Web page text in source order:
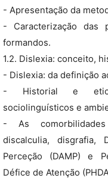
- Apresentação da
- Caracterização das
formandos.
1.2. Dislexia: conceito,
- Dislexia: da definição
- Historial e
sociolinguísticos e
- As
discalculia, disgrafia,
Perceção (DAMP) e
Défice de Atenção